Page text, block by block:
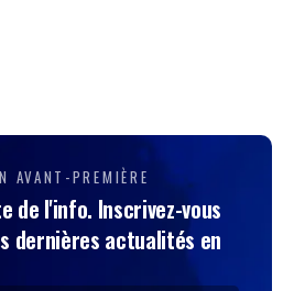
AVANT-PREMIÈRE
de l'info. Inscrivez-vous
dernières actualités en